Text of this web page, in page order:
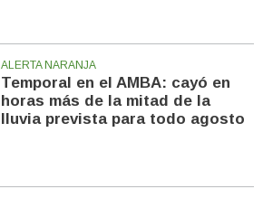
ALERTA NARANJA
Temporal en el AMBA: cayó en
horas más de la mitad de la
lluvia prevista para todo agosto